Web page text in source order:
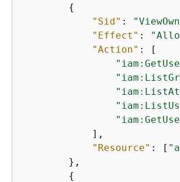
{
"Sid" :
"Effect" :
"Action" : [
            ],
"Resource" : [
        },
{